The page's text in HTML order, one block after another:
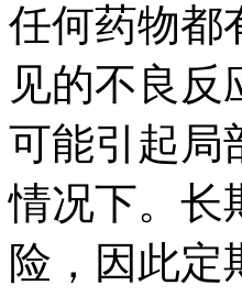
任何药物都
见的不良
可能引起局
情况下。长
险，因此定